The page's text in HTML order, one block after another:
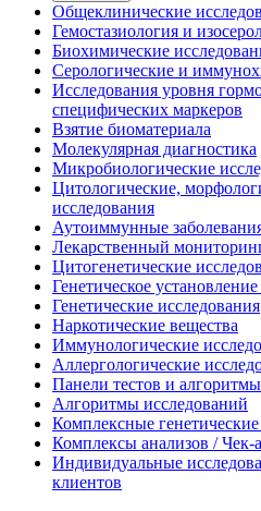
Общеклинические
Гемостазиология и
Биохимические
Серологические и
Исследования уровня
специфических маркеров
Взятие биоматериала
Молекулярная диагностика
Микробиологические
Цитологические,
исследования
Аутоиммунные
Лекарственный
Цитогенетические
Генетическое установление
Генетические исследования
Наркотические вещества
Иммунологические
Аллергологические
Панели тестов и
Алгоритмы исследований
Комплексные
Комплексы анализов / Чек-
Индивидуальные
клиентов